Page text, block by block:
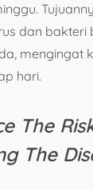
dan
mengingat
hari.
The
The